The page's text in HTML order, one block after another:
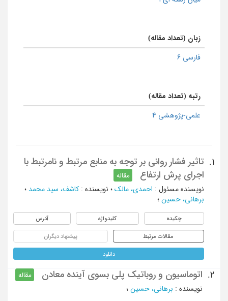
زبان (تعداد مقاله)
فارسی 6
رتبه (تعداد مقاله)
علمی-پژوهشی 4
1.
تاثیر فشار روانی بر توجه به منابع مرتبط و نامرتبط با
اجرای پرش ارتفاع
مقاله
نویسنده مسئول : احمدی، مالک ؛ نویسنده : کاشف، سید محمد ؛
برهانی، حسین ؛
چکیده کلیدواژه آدرس
مقالات مرتبط پیشنهاد دیگران
دانلود
2. اتوماسیون و روباتیک پلی بسوی آینده معادن
مقاله
نویسنده : برهانی، حسین ؛